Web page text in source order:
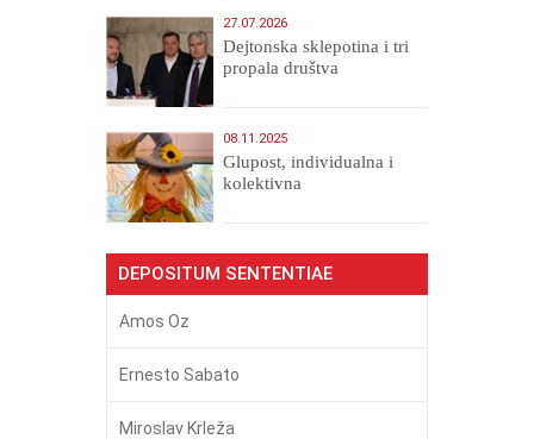
27.07.2026
Dejtonska sklepotina i tri
propala društva
08.11.2025
Glupost, individualna i
kolektivna
DEPOSITUM SENTENTIAE
Amos Oz
Ernesto Sabato
Miroslav Krleža